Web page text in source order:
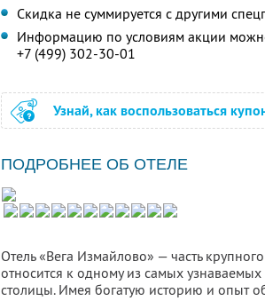
Скидка не суммируется с другими
Информацию по условиям акции
+7 (499) 302-30-01
Узнай, как воспользоваться
ПОДРОБНЕЕ ОБ ОТЕЛЕ
Отель «Вега Измайлово» — часть
относится к одному из самых
столицы. Имея богатую историю и опыт